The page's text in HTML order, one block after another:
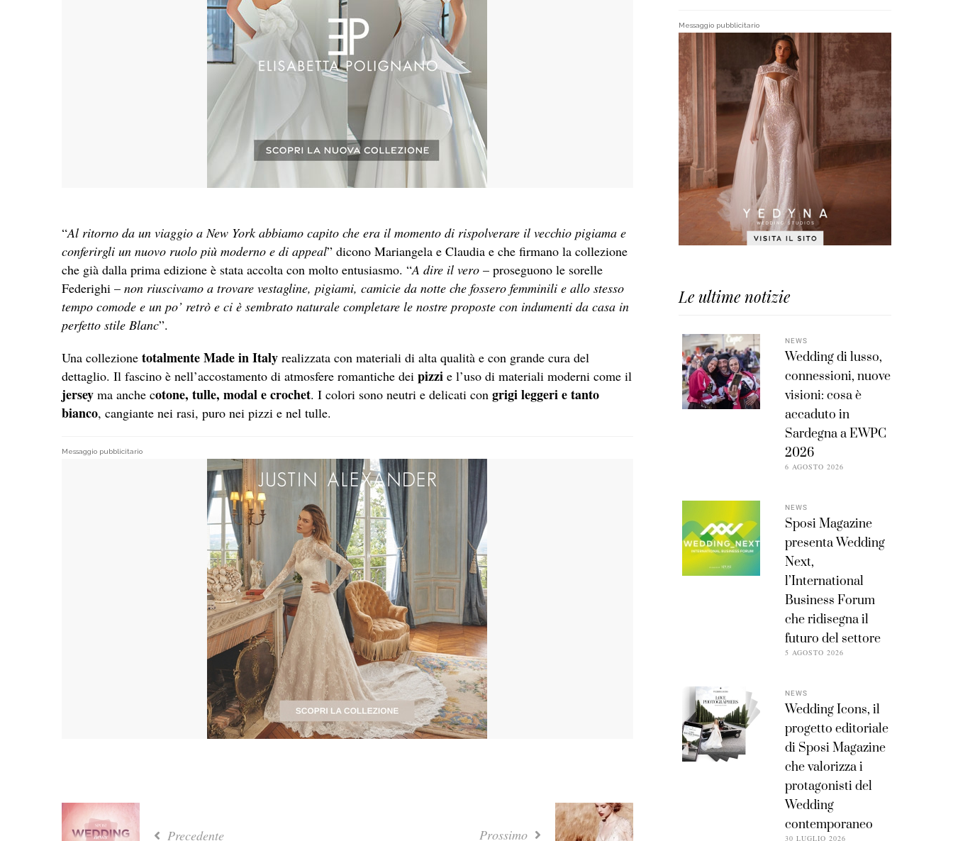
“Al ritorno da un viaggio a New York abbiamo capito che era il momento di rispolverare il vecchio pigiama e
conferirgli un nuovo ruolo più moderno e di appeal” dicono Mariangela e Claudia e che firmano la collezione
che già dalla prima edizione è stata accolta con molto entusiasmo. “A dire il vero – proseguono le sorelle
Federighi – non riuscivamo a trovare vestagline, pigiami, camicie da notte che fossero femminili e allo stesso
tempo comode e un po’ retrò e ci è sembrato naturale completare le nostre proposte con indumenti da casa in
perfetto stile Blanc”.
Una collezione totalmente Made in Italy realizzata con materiali di alta qualità e con grande cura del
dettaglio. Il fascino è nell’accostamento di atmosfere romantiche dei pizzi e l’uso di materiali moderni come il
jersey ma anche cotone, tulle, modal e crochet. I colori sono neutri e delicati con grigi leggeri e tanto
bianco, cangiante nei rasi, puro nei pizzi e nel tulle.
Messaggio pubblicitario
Precedente Prossimo
Messaggio pubblicitario
Le ultime notizie
NEWS
Wedding di lusso,
connessioni, nuove
visioni: cosa è
accaduto in
Sardegna a EWPC
2026
6 AGOSTO 2026
NEWS
Sposi Magazine
presenta Wedding
Next,
l’International
Business Forum
che ridisegna il
futuro del settore
5 AGOSTO 2026
NEWS
Wedding Icons, il
progetto editoriale
di Sposi Magazine
che valorizza i
protagonisti del
Wedding
contemporaneo
30 LUGLIO 2026